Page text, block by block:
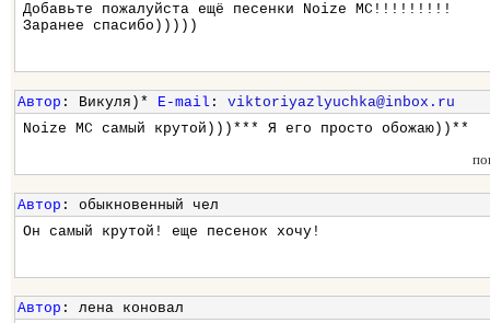
Добавьте пожалуйста ещё песенки Noize MC!!!!!!!!!
Заранее спасибо)))))
Автор : Викуля)* E-mail : viktoriyazlyuchka@inbox.ru
Noize MC самый крутой)))*** Я его просто обожаю))**
Автор : обыкновенный чел
Он самый крутой! еще песенок хочу!
Автор : лена коновал